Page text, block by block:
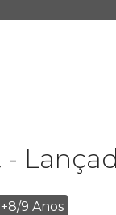
-
+8/9 Anos